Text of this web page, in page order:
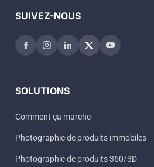
SUIVEZ-NOUS
SOLUTIONS
Comment ça marche
Photographie de produits immobiles
Photographie de produits 360/3D